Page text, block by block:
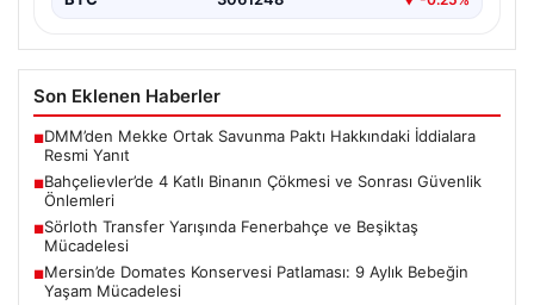
Son Eklenen Haberler
■DMM’den Mekke Ortak Savunma Paktı Hakkındaki İddialara
Resmi Yanıt
■Bahçelievler’de 4 Katlı Binanın Çökmesi ve Sonrası Güvenlik
Önlemleri
■Sörloth Transfer Yarışında Fenerbahçe ve Beşiktaş
Mücadelesi
■Mersin’de Domates Konservesi Patlaması: 9 Aylık Bebeğin
Yaşam Mücadelesi